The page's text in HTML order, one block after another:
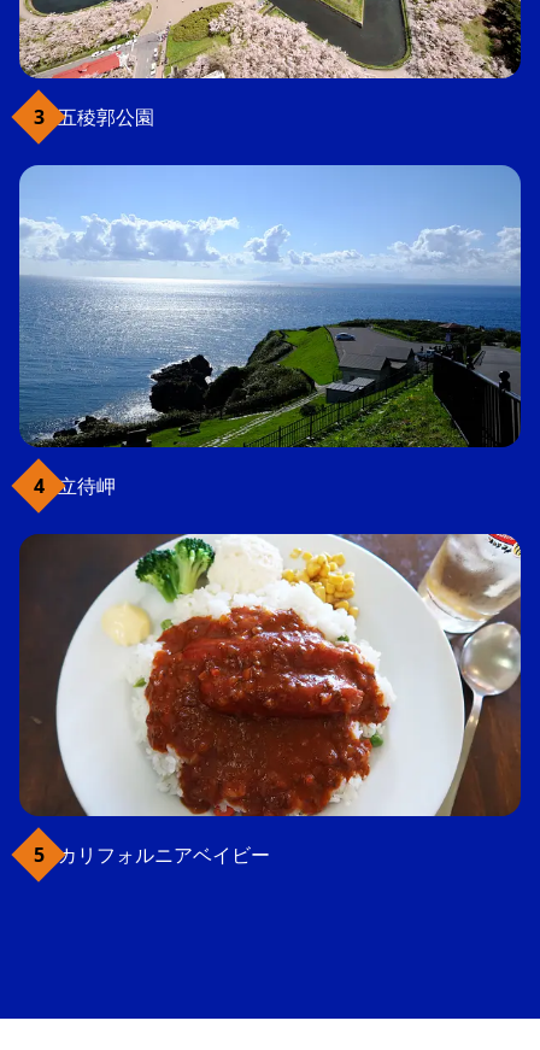
五稜郭公園
立待岬
カリフォルニアベイビー